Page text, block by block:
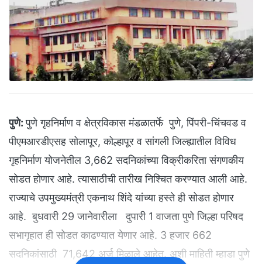
पुणे: पुणे गृहनिर्माण व क्षेत्रविकास मंडळातर्फे पुणे, पिंपरी-चिंचवड व
पीएमआरडीएसह सोलापूर, कोल्हापूर व सांगली जिल्ह्यातील विविध
गृहनिर्माण योजनेतील 3,662 सदनिकांच्या विक्रीकरिता संगणकीय
सोडत होणार आहे. त्यासाठीची तारीख निश्चित करण्यात आली आहे.
राज्याचे उपमुख्यमंत्री एकनाथ शिंदे यांच्या हस्ते ही सोडत होणार
आहे. बुधवारी 29 जानेवारीला दुपारी 1 वाजता पुणे जिल्हा परिषद
सभागृहात ही सोडत काढण्यात येणार आहे. 3 हजार 662
सदनिकांसाठी 71,642 अर्ज मिळाले आहेत. अशी माहिती म्हाडा पुणे